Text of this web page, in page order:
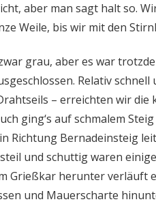
aber man sagt halt so.
Weile, bis wir mit den
grau, aber es war
Relativ
– erreichten wir
ging‘s auf schmalem
Richtung Bernadeinsteig
und schuttig waren
Grießkar herunter verläuft
und Mauerscharte